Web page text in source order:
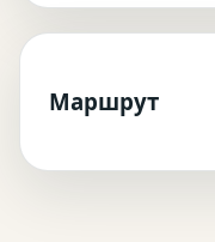
Маршрут